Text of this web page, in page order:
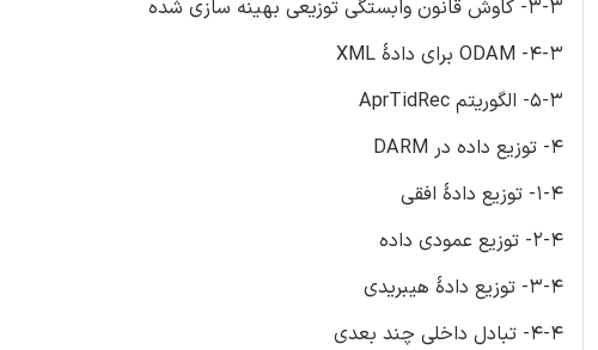
3-3- کاوش قانون وابستگی توزیعی بهینه سازی شده
4-3- ODAM برای دادۀ XML
5-3- الگوریتم AprTidRec
4- توزیع داده در DARM
1-4- توزیع دادۀ افقی
2-4- توزیع عمودی داده
3-4- توزیع دادۀ هیبریدی
4-4- تبادل داخلی چند بعدی